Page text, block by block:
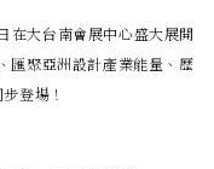
在大台南會展中心盛大展開
聚亞洲設計產業能量、歷
登場！